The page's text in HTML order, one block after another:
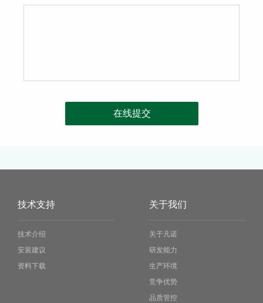
在线提交
技术支持
技术介绍
安装建议
资料下载
关于我们
关于凡诺
研发能力
生产环境
竞争优势
品质管控